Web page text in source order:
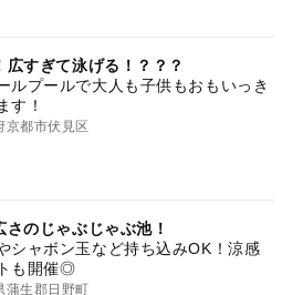
すぎて泳げる！？？？
ルプールで大人も子供もおもいっき
す！
京都市伏見区
のじゃぶじゃぶ池！
シャボン玉など持ち込みOK！涼感
も開催◎
蒲生郡日野町